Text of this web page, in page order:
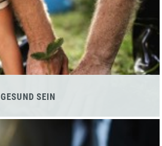
GESUND SEIN